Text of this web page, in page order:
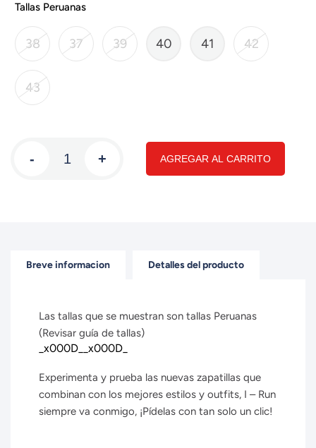
Tallas Peruanas
38 37 39 40 41 42
43
- + AGREGAR AL CARRITO
Breve informacion Detalles del producto
Las tallas que se muestran son tallas Peruanas
(Revisar guía de tallas)
_x000D__x000D_
Experimenta y prueba las nuevas zapatillas que
combinan con los mejores estilos y outfits, I – Run
siempre va conmigo, ¡Pídelas con tan solo un clic!